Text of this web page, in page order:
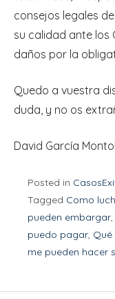
consejos legales
su calidad ante los
daños por la
Quedo a vuestra
duda, y no os
David García
Posted in
Tagged Como
pueden embargar,
puedo pagar,
me pueden hacer